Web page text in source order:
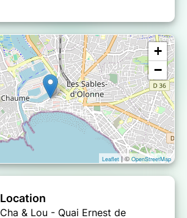
+
−
Leaflet | © OpenStreetMap
Location
Cha & Lou - Quai Ernest de